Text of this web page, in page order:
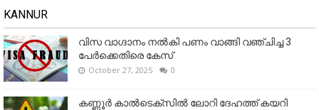
KANNUR
വിസ വാഗ്ദാനം നൽകി പണം വാങ്ങി വഞ്ചിച്ച 3
പേർക്കെതിരെ കേസ്
October 27, 2025 0
കണ്ണൂര്‍ കാല്‍ടെക്‌സില്‍ ലോറി ദേഹത്ത് കയറി